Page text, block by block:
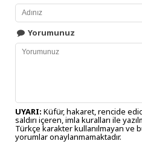
Yorumunuz
UYARI: Küfür, hakaret, rencide
saldırı içeren, imla kuralları ile
Türkçe karakter kullanılmayan ve
yorumlar onaylanmamaktadır.